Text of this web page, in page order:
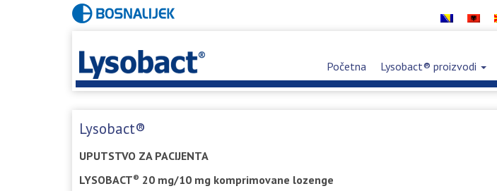
Početna Lysobact® proizvodi
Lysobact®
UPUTSTVO ZA PACIJENTA
LYSOBACT® 20 mg/10 mg komprimovane lozenge